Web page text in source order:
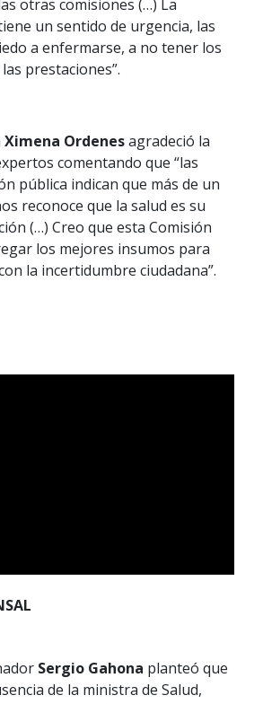
otras comisiones (…) La
un sentido de urgencia, las
a enfermarse, a no tener los
prestaciones”.
Ximena Ordenesagradeció la
comentando que “las
pública indican que más de un
reconoce que la salud es su
(…) Creo que esta Comisión
los mejores insumos para
la incertidumbre ciudadana”.
Sergio Gahona planteó que
de la ministra de Salud,